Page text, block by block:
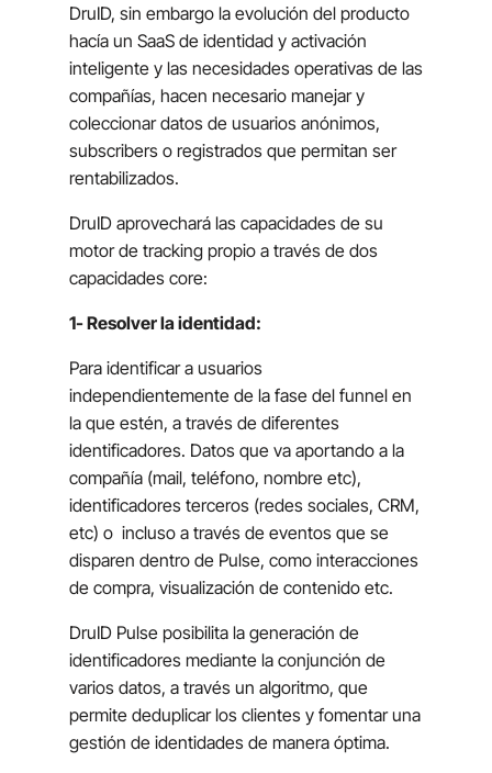
DruID, sin embargo la evolución del producto
hacía un SaaS de identidad y activación
inteligente y las necesidades operativas de las
compañías, hacen necesario manejar y
coleccionar datos de usuarios anónimos,
subscribers o registrados que permitan ser
rentabilizados.
DruID aprovechará las capacidades de su
motor de tracking propio a través de dos
capacidades core:
1- Resolver la identidad:
Para identificar a usuarios
independientemente de la fase del funnel en
la que estén, a través de diferentes
identificadores. Datos que va aportando a la
compañía (mail, teléfono, nombre etc),
identificadores terceros (redes sociales, CRM,
etc) o incluso a través de eventos que se
disparen dentro de Pulse, como interacciones
de compra, visualización de contenido etc.
DruID Pulse posibilita la generación de
identificadores mediante la conjunción de
varios datos, a través un algoritmo, que
permite deduplicar los clientes y fomentar una
gestión de identidades de manera óptima.